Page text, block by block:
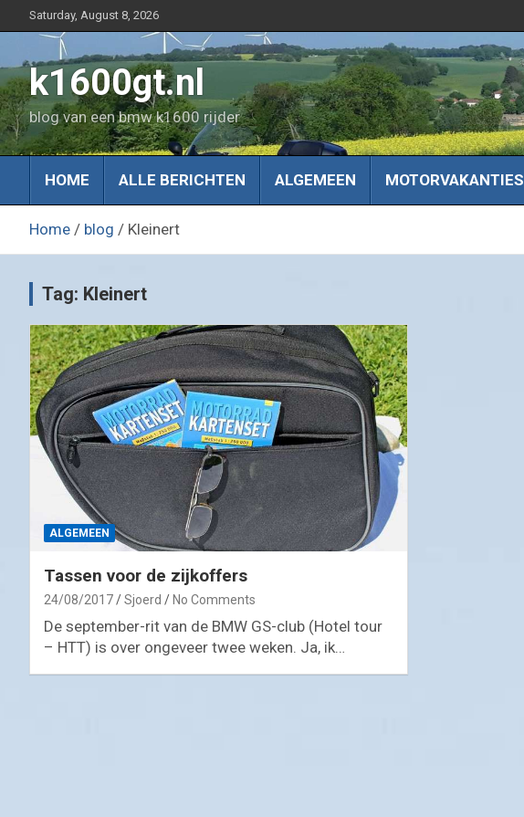
to
Saturday, August 8, 2026
k1600gt.nl
blog van een bmw k1600 rijder
HOME ALLE BERICHTEN ALGEMEEN MOTORVAKANTIES
Home blog Kleinert
Tag: Kleinert
ALGEMEEN
Tassen voor de zijkoffers
24/08/2017 Sjoerd No Comments
De september-rit van de BMW GS-club (Hotel tour
– HTT) is over ongeveer twee weken. Ja, ik…